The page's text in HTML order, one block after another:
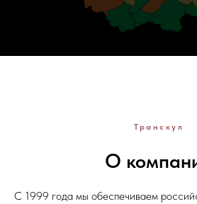
Транскул
О
С 1999 года мы обеспечиваем